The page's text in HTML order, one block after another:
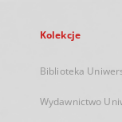
Kolekcje
Biblioteka
Wydawnictwo